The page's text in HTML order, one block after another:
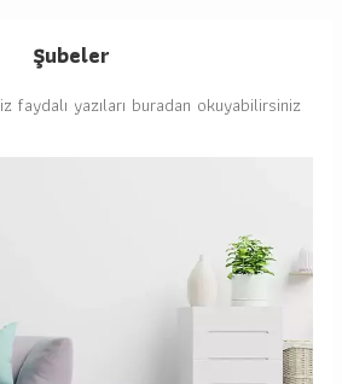
Şubeler
faydalı yazıları buradan okuyabilirsiniz